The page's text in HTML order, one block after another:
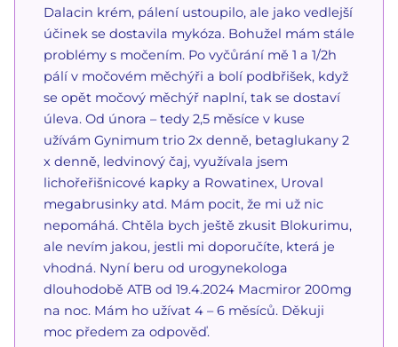
Dalacin krém, pálení ustoupilo, ale jako vedlejší
účinek se dostavila mykóza. Bohužel mám stále
problémy s močením. Po vyčůrání mě 1 a 1/2h
pálí v močovém měchýři a bolí podbřišek, když
se opět močový měchýř naplní, tak se dostaví
úleva. Od února – tedy 2,5 měsíce v kuse
užívám Gynimum trio 2x denně, betaglukany 2
x denně, ledvinový čaj, využívala jsem
lichořeřišnicové kapky a Rowatinex, Uroval
megabrusinky atd. Mám pocit, že mi už nic
nepomáhá. Chtěla bych ještě zkusit Blokurimu,
ale nevím jakou, jestli mi doporučíte, která je
vhodná. Nyní beru od urogynekologa
dlouhodobě ATB od 19.4.2024 Macmiror 200mg
na noc. Mám ho užívat 4 – 6 měsíců. Děkuji
moc předem za odpověď.